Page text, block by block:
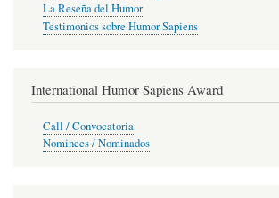
La Reseña del Humor
Testimonios sobre Humor Sapiens
International Humor Sapiens Award
Call / Convocatoria
Nominees / Nominados